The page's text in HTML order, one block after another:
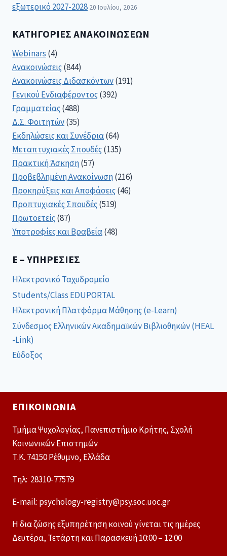
εξωτερικό 2027-2028 20 Ιουλίου, 2026
ΚΑΤΗΓΟΡΊΕΣ ΑΝΑΚΟΙΝΏΣΕΩΝ
Webinars(4)
Ανακοινώσεις(844)
Ανακοινώσεις Διδασκόντων(191)
Γενικού Ενδιαφέροντος(392)
Γραμματείας(488)
Δ.Σ. Φοιτητών(35)
Εκδηλώσεις και Συνέδρια(64)
Μεταπτυχιακές Σπουδές(135)
Πρακτική Άσκηση(57)
Προβεβλημένη Ανακοίνωση(216)
Προκηρύξεις και Αποφάσεις(46)
Προπτυχιακές Σπουδές(519)
Πρωτοετείς(87)
Υποτροφίες και Βραβεία(48)
E – ΥΠΗΡΕΣΊΕΣ
Ηλεκτρονικό Ταχυδρομείο
Students/Class EDUPORTAL
Ηλεκτρονική Πλατφόρμα Μάθησης (e-Learn)
Σύνδεσμος Ελληνικών Ακαδημαϊκών Βιβλιοθηκών (HEAL
-Link)
Εύδοξος
ΕΠΙΚΟΙΝΩΝΊΑ
Τμήμα Ψυχολογίας, Πανεπιστήμιο Κρήτης, Σχολή
Κοινωνικών Επιστημών
Τ.Κ. 74150 Ρέθυμνο, Ελλάδα
Tηλ: 28310-77579
E-mail: psychology-registry@psy.soc.uoc.gr
Η δια ζώσης εξυπηρέτηση κοινού γίνεται τις ημέρες
Δευτέρα, Τετάρτη και Παρασκευή 10:00 – 12:00